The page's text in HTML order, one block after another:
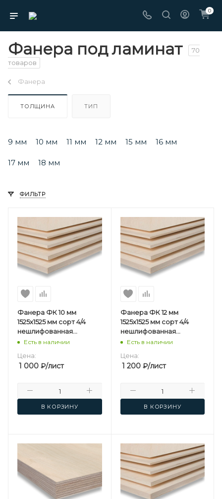
0
Фанера под ламинат
70
товаров
Фанера
ТОЛЩИНА ТИП
9 мм 10 мм 11 мм 12 мм 15 мм 16 мм
17 мм 18 мм
ФИЛЬТР
Фанера ФК 10 мм
1525х1525 мм сорт 4/4
нешлифованная
березовая
Есть в наличии
Цена:
1 000 ₽/лист
В КОРЗИНУ
Фанера ФК 12 мм
1525х1525 мм сорт 4/4
нешлифованная
березовая
Есть в наличии
Цена:
1 200₽/лист
В КОРЗИНУ